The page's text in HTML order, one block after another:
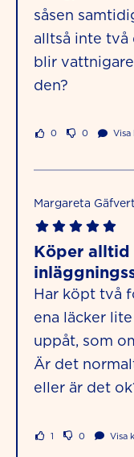
såsen
alltså inte två
blir
den?
0 0 Visa
Margareta Gäfvert
Köper alltid
Har köpt två
ena läcker
uppåt, som
Är det
eller är det
1 0 Visa